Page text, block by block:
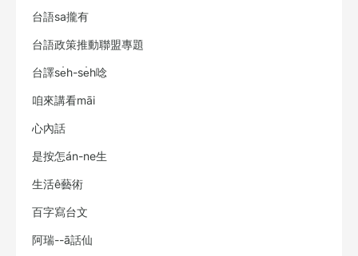
台語sa攏有
台語政策推動聯盟專題
台譯se̍h-se̍h唸
咱來講看māi
心內話
是按怎án-ne生
生活ê藝術
百字寫台文
阿瑞--ā話仙